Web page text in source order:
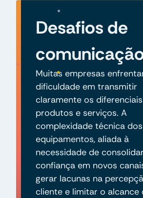
Desafios de
Muitas empresas
dificuldade em transmitir
claramente os
produtos e serviços. A
complexidade técnica dos
equipamentos, aliada à
necessidade de consolidar
confiança em novos
gerar lacunas na
cliente e limitar o alcance